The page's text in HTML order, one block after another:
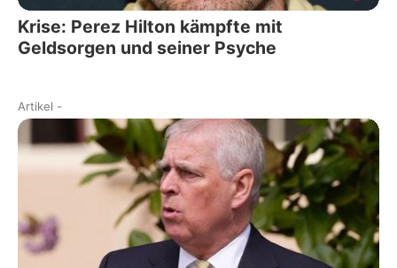
Krise: Perez Hilton kämpfte mit
Geldsorgen und seiner Psyche
Artikel -